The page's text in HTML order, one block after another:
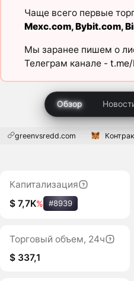
Чаще всего первые
Mexc.com,Bybit.com,
Мы заранее пишем о
Телеграм канале - t.me/
Обзор
greenvsredd.com
Капитализация
$ 7,7K% #8939
Торговый объем, 24ч
$ 337,1